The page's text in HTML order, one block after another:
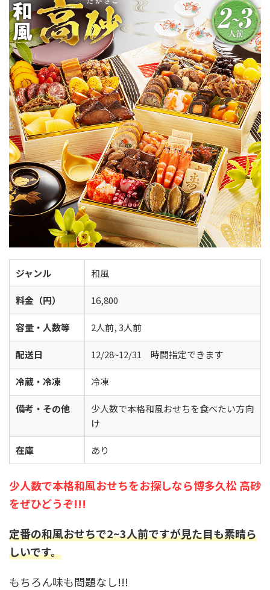
ジャンル 和風
料金（円） 16,800
容量・人数等 2人前, 3人前
配送日 12/28~12/31 時間指定できます
冷蔵・冷凍 冷凍
備考・その他
少人数で本格和風おせちを食べたい方向
け
在庫 あり
少人数で本格和風おせちをお探しなら博多久松 高砂
をぜひどうぞ!!!
定番の和風おせちで2~3人前ですが見た目も素晴ら
しいです。
もちろん味も問題なし!!!